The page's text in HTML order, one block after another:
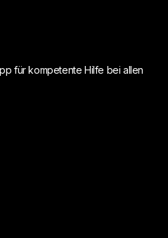
für kompetente Hilfe bei allen